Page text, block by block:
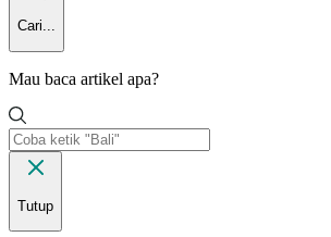
Cari...
Mau baca artikel apa?
Tutup